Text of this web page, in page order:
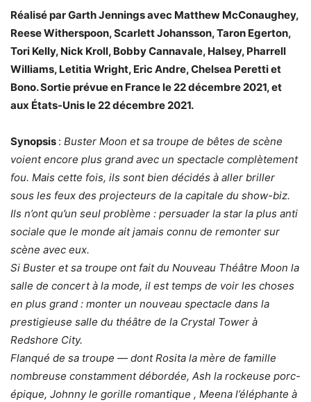
Réalisé par Garth Jennings avec Matthew McConaughey,
Reese Witherspoon, Scarlett Johansson, Taron Egerton,
Tori Kelly, Nick Kroll, Bobby Cannavale, Halsey, Pharrell
Williams, Letitia Wright, Eric Andre, Chelsea Peretti et
Bono. Sortie prévue en France le 22 décembre 2021, et
aux États-Unis le 22 décembre 2021.
Synopsis : Buster Moon et sa troupe de bêtes de scène
voient encore plus grand avec un spectacle complètement
fou. Mais cette fois, ils sont bien décidés à aller briller
sous les feux des projecteurs de la capitale du show-biz.
Ils n’ont qu’un seul problème : persuader la star la plus anti
sociale que le monde ait jamais connu de remonter sur
scène avec eux.
Si Buster et sa troupe ont fait du Nouveau Théâtre Moon la
salle de concert à la mode, il est temps de voir les choses
en plus grand : monter un nouveau spectacle dans la
prestigieuse salle du théâtre de la Crystal Tower à
Redshore City.
Flanqué de sa troupe — dont Rosita la mère de famille
nombreuse constamment débordée, Ash la rockeuse porc-
épique, Johnny le gorille romantique , Meena l’éléphante à